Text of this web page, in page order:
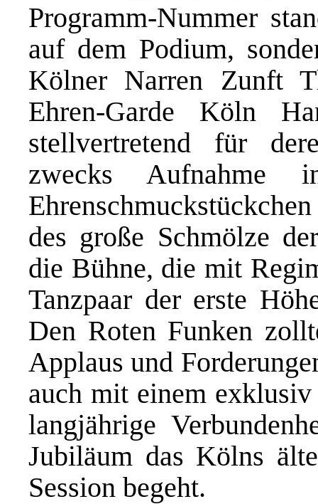
Programm-Nummer
auf dem Podium,
Kölner Narren Zunft
Ehren-Garde Köln
stellvertretend für
zwecks Aufnahme
des große Schmölze
die Bühne, die mit
Tanzpaar der erste
Den Roten Funken
Applaus und
auch mit einem
langjährige
Jubiläum das Kölns
Session begeht.